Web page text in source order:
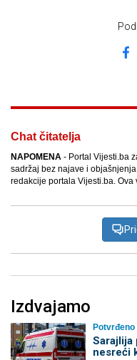
Chat čitatelja
NAPOMENA - Portal Vijesti.ba
sadržaj bez najave i
redakcije portala Vijesti.ba.
Izdvajamo
Potvrđeno
Sarajlija
nesreći